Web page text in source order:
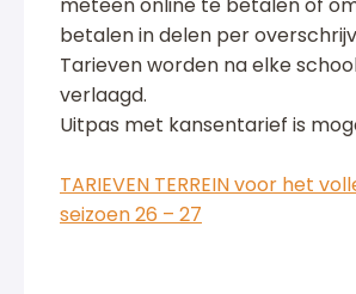
meteen online te betalen of
betalen in delen per
Tarieven worden na elke
verlaagd.
Uitpas met kansentarief is
TARIEVEN TERREIN voor het
seizoen 26 – 27